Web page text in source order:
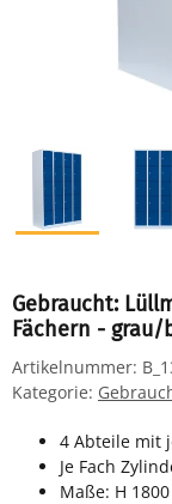
Gebraucht:
Fächern - grau/
Artikelnummer:
Kategorie:
4 Abteile mit
Je Fach
Maße: H